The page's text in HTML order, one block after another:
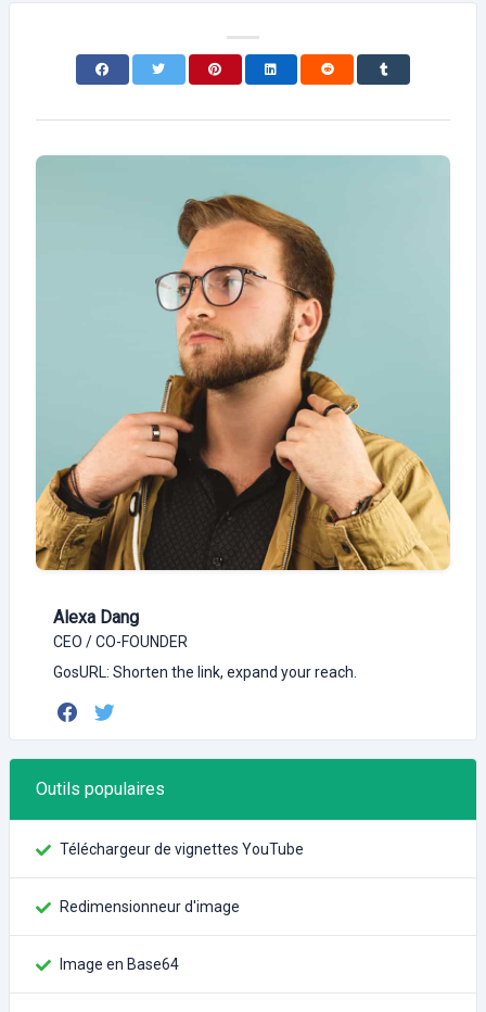
Alexa Dang
CEO / CO-FOUNDER
GosURL: Shorten the link, expand your reach.
Outils populaires
Téléchargeur de vignettes YouTube
Redimensionneur d'image
Image en Base64